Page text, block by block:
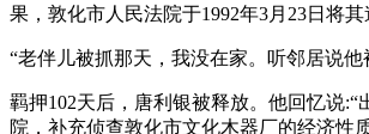
果，敦化市人民法院于1992年3月23日将其
“老伴儿被抓那天，我没在家。听邻居说
羁押102天后，唐利银被释放。他回忆说
院，补充侦查敦化市文化木器厂的经济性